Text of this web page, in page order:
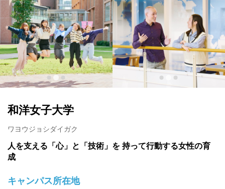
和洋女子大学
ワヨウジョシダイガク
人を支える「心」と「技術」を 持って行動する女性の育
成
キャンパス所在地